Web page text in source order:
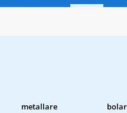
metallare